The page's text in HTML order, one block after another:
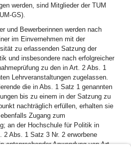
werden, sind Mitglieder der TUM
GS).
und Bewerberinnen werden nach
im Einvernehmen mit der
zu erlassenden Satzung der
und insbesondere nach erfolgreicher
zu den in Art. 2 Abs. 1
Lehrveranstaltungen zugelassen.
die in Abs. 1 Satz 1 genannten
bis zu einem in der Satzung zu
nachträglich erfüllen, erhalten sie
Zugang zum
an der Hochschule für Politik in
2 Abs. 1 Satz 3 Nr. 2 erworbene
entsprechender Anwendung von Art.